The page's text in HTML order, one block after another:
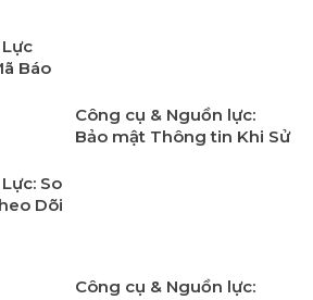
Báo
Công cụ & Nguồn lực:
Bảo mật Thông tin Khi Sử
So
Dõi
Công cụ & Nguồn lực: